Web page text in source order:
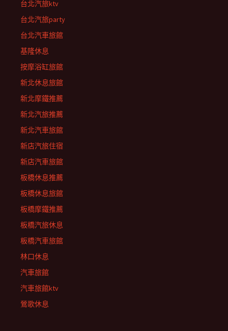
台北汽旅ktv
台北汽旅party
台北汽車旅館
基隆休息
按摩浴缸旅館
新北休息旅館
新北摩鐵推薦
新北汽旅推薦
新北汽車旅館
新店汽旅住宿
新店汽車旅館
板橋休息推薦
板橋休息旅館
板橋摩鐵推薦
板橋汽旅休息
板橋汽車旅館
林口休息
汽車旅館
汽車旅館ktv
鶯歌休息